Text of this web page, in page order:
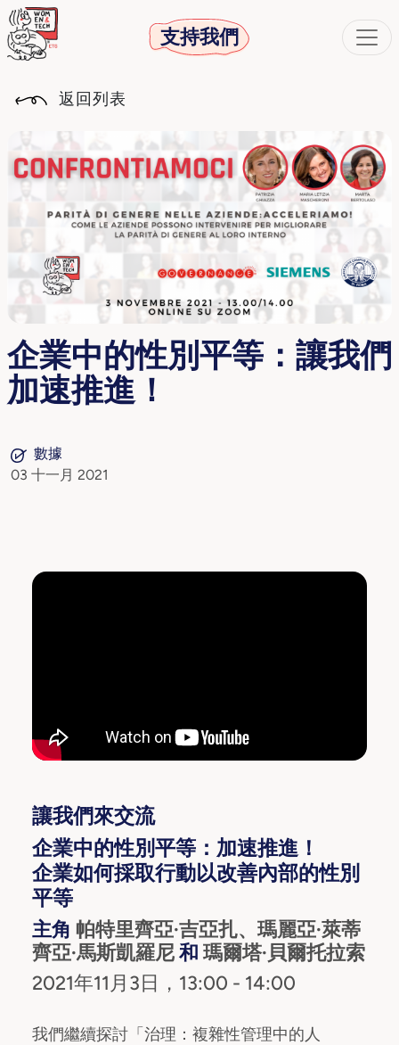
支持我們
返回列表
企業中的性別平等：讓我們
加速推進！
數據
03 十一月 2021
讓我們來交流
企業中的性別平等：加速推進！
企業如何採取行動以改善內部的性別
平等
主角 帕特里齊亞·吉亞扎、瑪麗亞·萊蒂
齊亞·馬斯凱羅尼和 瑪爾塔·貝爾托拉索
2021年11月3日，13:00 - 14:00
我們繼續探討「治理：複雜性管理中的人